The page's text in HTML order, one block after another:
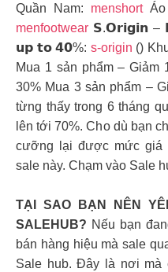
Quần Nam: menshortÁo
menfootwear 𝗦.𝗢𝗿𝗶𝗴𝗶𝗻 –
𝘂𝗽 𝘁𝗼 𝟰𝟬%: s-origin ()
Mua 1 sản phẩm – Giảm
30% Mua 3 sản phẩm –
từng thấy trong 6 tháng
lên tới 70%. Cho dù bạn
cưỡng lại được mức giá
sale này. Chạm vào Sale
TẠI SAO BẠN NÊN
SALEHUB? Nếu bạn
bán hàng hiệu mà sale
Sale hub. Đây là nơi